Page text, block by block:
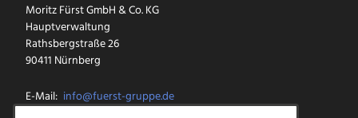
Moritz Fürst GmbH & Co. KG
Hauptverwaltung
Rathsbergstraße 26
90411 Nürnberg
E-Mail: info@fuerst-gruppe.de